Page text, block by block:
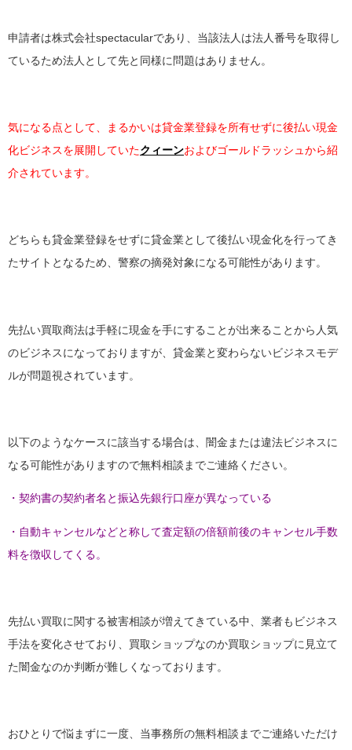
申請者は株式会社spectacularであり、当該法人は法人番号を取得し
ているため法人として先と同様に問題はありません。
気になる点として、まるかいは貸金業登録を所有せずに後払い現金
化ビジネスを展開していたクィーンおよびゴールドラッシュから紹
介されています。
どちらも貸金業登録をせずに貸金業として後払い現金化を行ってき
たサイトとなるため、警察の摘発対象になる可能性があります。
先払い買取商法は手軽に現金を手にすることが出来ることから人気
のビジネスになっておりますが、貸金業と変わらないビジネスモデ
ルが問題視されています。
以下のようなケースに該当する場合は、闇金または違法ビジネスに
なる可能性がありますので無料相談までご連絡ください。
・契約書の契約者名と振込先銀行口座が異なっている
・自動キャンセルなどと称して査定額の倍額前後のキャンセル手数
料を徴収してくる。
先払い買取に関する被害相談が増えてきている中、業者もビジネス
手法を変化させており、買取ショップなのか買取ショップに見立て
た闇金なのか判断が難しくなっております。
おひとりで悩まずに一度、当事務所の無料相談までご連絡いただけ